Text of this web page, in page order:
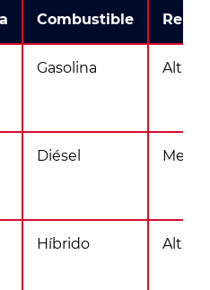
Combustible
Gasolina Alta
Diésel Media
Híbrido Alta